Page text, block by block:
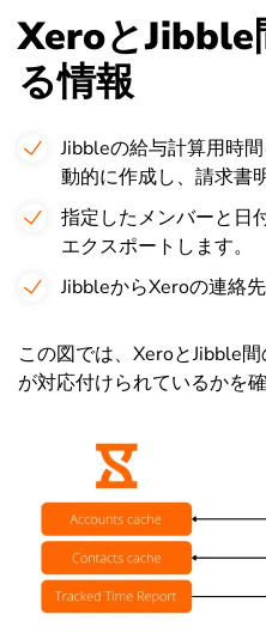
XeroとJibble
る情報
Jibbleの給与計算用時
動的に作成し、請求書
指定したメンバーと日
エクスポートします。
JibbleからXeroの連絡
この図では、XeroとJibble
が対応付けられているかを確